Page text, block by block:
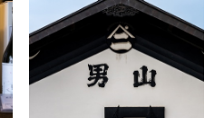
复制链接